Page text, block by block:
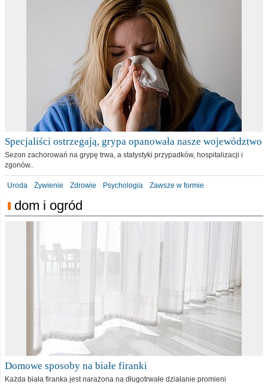
Specjaliści ostrzegają, grypa opanowała nasze województwo
Sezon zachorowań na grypę trwa, a statystyki przypadków, hospitalizacji i
zgonów..
Uroda Żywienie Zdrowie Psychologia Zawsze w formie
dom i ogród
Domowe sposoby na białe firanki
Każda biała firanka jest narażona na długotrwałe działanie promieni